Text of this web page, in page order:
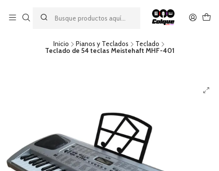
descuento por pago con transferencia bancaria
por una compra mínima de $49.990. Este descuento no es
acumulable a otras promociones ni aplicable a gastos de envío.
Inicio Pianos y Teclados
Teclado
Teclado de 54 teclas Meistehaft MHF-401